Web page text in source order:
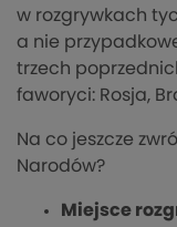
w rozgrywkach
a nie
trzech
faworyci: Rosja,
Na co jeszcze
Narodów?
Miejsce